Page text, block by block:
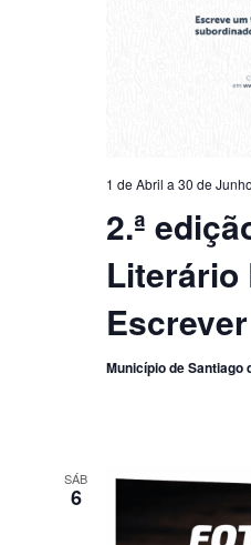
2.ª
Literário
1 de Abril a 30 de Junho
Município de Santiago
SÁB
6